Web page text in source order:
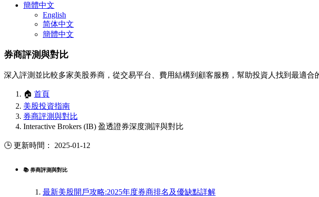
簡體中文
English
简体中文
簡體中文
券商評測與對比
深入評測並比較多家美股券商，從交易平台、費用結構到顧客服務，幫助投資人找到最適合
🏠 首頁
美股投資指南
券商評測與對比
Interactive Brokers (IB) 盈透證券深度測評與對比
🕒 更新時間： 2025-01-12
📚 券商評測與對比
最新美股開戶攻略:2025年度券商排名及優缺點詳解